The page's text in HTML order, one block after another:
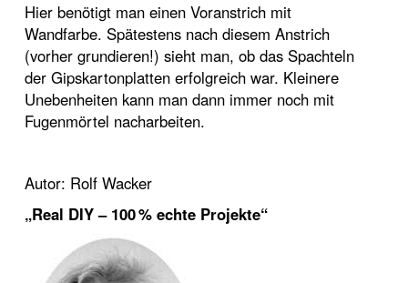
Hier benötigt man einen Voranstrich mit
Wandfarbe. Spätestens nach diesem Anstrich
(vorher grundieren!) sieht man, ob das Spachteln
der Gipskartonplatten erfolgreich war. Kleinere
Unebenheiten kann man dann immer noch mit
Fugenmörtel nacharbeiten.
Autor: Rolf Wacker
„Real DIY – 100 % echte Projekte“